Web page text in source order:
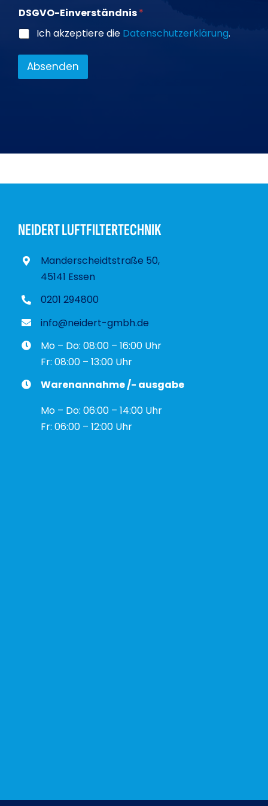
DSGVO-Einverständnis*
Ich akzeptiere die Datenschutzerklärung.
Absenden
NEIDERT LUFTFILTERTECHNIK
Manderscheidtstraße 50,
45141 Essen
0201 294800
info@neidert-gmbh.de
Mo – Do: 08:00 – 16:00 Uhr
Fr: 08:00 – 13:00 Uhr
Warenannahme /- ausgabe
Mo – Do: 06:00 – 14:00 Uhr
Fr: 06:00 – 12:00 Uhr